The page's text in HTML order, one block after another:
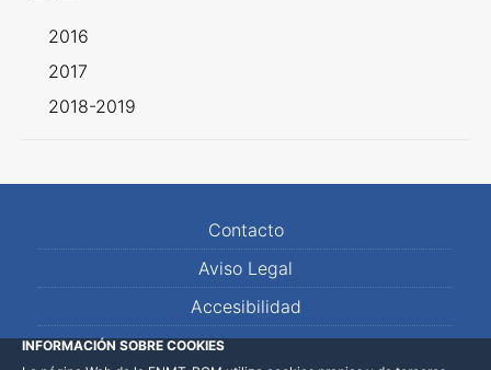
2016
2017
2018-2019
Contacto
Aviso Legal
Accesibilidad
Mapa Web
INFORMACIÓN SOBRE COOKIES